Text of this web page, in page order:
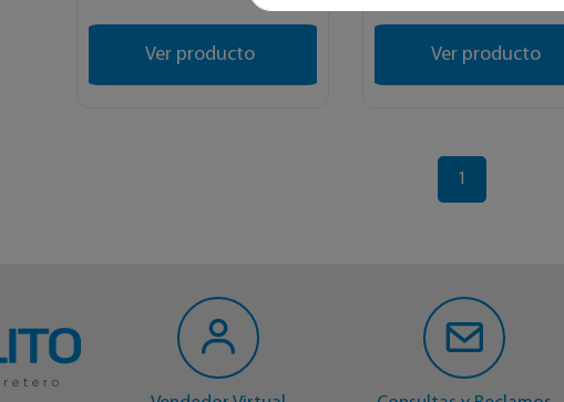
Ver producto Ver producto
1